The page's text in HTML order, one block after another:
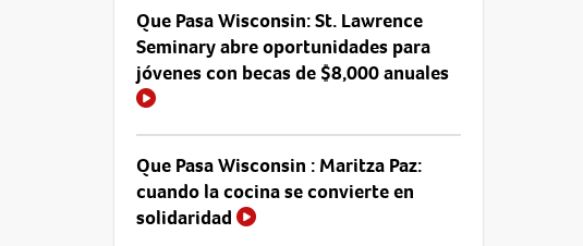
Que Pasa Wisconsin: St. Lawrence
Seminary abre oportunidades para
jóvenes con becas de $8,000 anuales
Que Pasa Wisconsin : Maritza Paz:
cuando la cocina se convierte en
solidaridad